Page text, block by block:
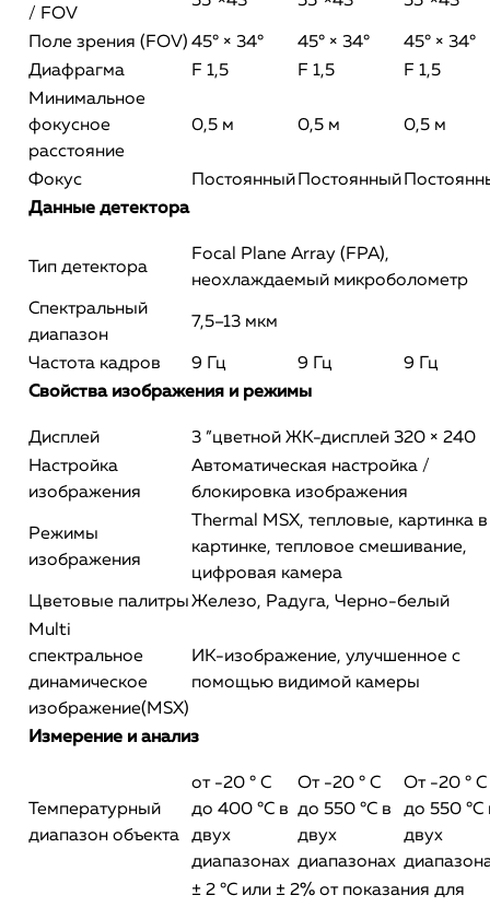
/ FOV
Поле зрения (FOV) 45° × 34° 45° × 34°
45° × 34°
Диафрагма
F 1,5 F 1,5
F 1,5
Минимальное
фокусное
расстояние
0,5 м 0,5 м 0,5 м
Фокус Постоянный Постоянный
Данные детектора
Тип детектора
Focal Plane Array (FPA),
неохлаждаемый микроболометр
Спектральный
диапазон
7,5–13 мкм
Частота кадров 9 Гц 9 Гц
9 Гц
Свойства изображения и режимы
Дисплей
3 ”цветной ЖК-дисплей 320 × 240
Настройка
изображения
Автоматическая настройка /
блокировка изображения
Режимы
изображения
Thermal MSX, тепловые, картинка в
картинке, тепловое смешивание,
цифровая камера
Цветовые палитрыЖелезо, Радуга, Черно-белый
Multi
спектральное
динамическое
изображение(MSX)
ИК-изображение, улучшенное с
помощью видимой камеры
Измерение и анализ
Температурный
диапазон объекта
от -20 ° C
до 400 °C в
двух
диапазонах
От -20 ° C
до 550 °C в
двух
диапазонах
От -20 ° C
до 550 °C
двух
± 2 °C или ± 2% от показания для